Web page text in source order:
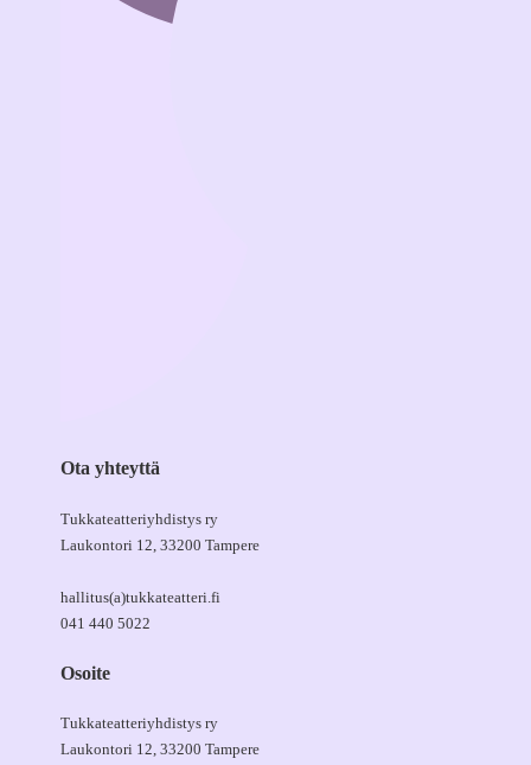
Ota yhteyttä
Tukkateatteriyhdistys ry
Laukontori 12, 33200 Tampere
hallitus(a)tukkateatteri.fi
041 440 5022
Osoite
Tukkateatteriyhdistys ry
Laukontori 12, 33200 Tampere